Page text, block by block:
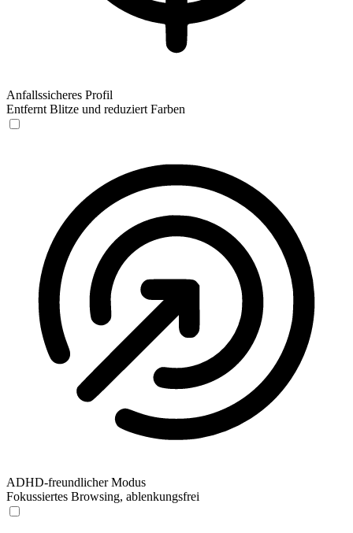
Anfallssicheres Profil
Entfernt Blitze und reduziert Farben
ADHD-freundlicher Modus
Fokussiertes Browsing, ablenkungsfrei